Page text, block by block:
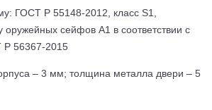
ГОСТ Р 55148-2012, класс S1,
оружейных сейфов А1 в соответствии с
Р 56367-2015
– 3 мм; толщина металла двери – 5